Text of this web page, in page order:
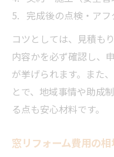
完成後の点検・ア
コツとしては、見積も
内容かを必ず確認し、
が挙げられます。また
とで、地域事情や助成
る点も安心材料です。
窓リフォーム費用の